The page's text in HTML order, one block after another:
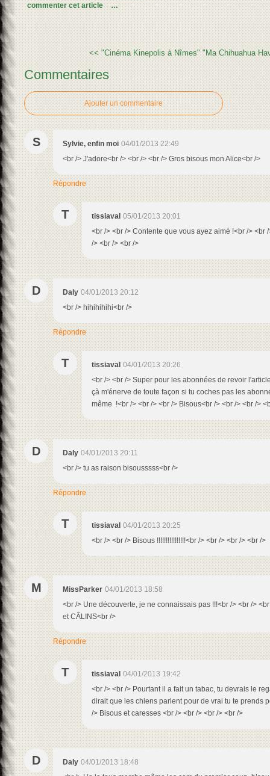
commenter cet article
…
<< "Cinéma Kinepolis à Nîmes" "Ma Chihuahua
Commentaires
Ajouter un commentaire
S Sylvie, enfin moi 04/01/2013 22:49
<br /> J'adore<br /> <br /> <br /> Gros bisous mon Alice<br />
Répondre
T tissiaval 05/01/2013 20:01
<br /> <br /> Contente que vous ayez aimé !<br /> <br
/> <br /> <br />
D Daly 04/01/2013 20:12
<br /> hihihihihi<br />
Répondre
T tissiaval 04/01/2013 20:26
<br /> <br /> Super pour les abonnées de revoir
çà m'énerve de toute façon si tu coches pas les
même !<br /> <br /> <br /> Bisous<br /> <br /> <br />
D Daly 04/01/2013 20:11
<br /> tu as raison bisousssss<br />
Répondre
T tissiaval 04/01/2013 20:25
<br /> <br /> Bisous !!!!!!!!!!!!!!!!<br /> <br /> <br /> <br />
M MissParker 04/01/2013 18:58
<br /> Une découverte, je ne connaissais pas !!!<br /> <br />
et CÂLINS<br />
Répondre
T tissiaval 04/01/2013 19:42
<br /> <br /> Pourtant il a fait un tabac, tu devrais le
dirait que les chiens parlent pour de vrai tu te prends
/> Bisous et caresses <br /> <br /> <br /> <br />
D Daly 04/01/2013 18:48